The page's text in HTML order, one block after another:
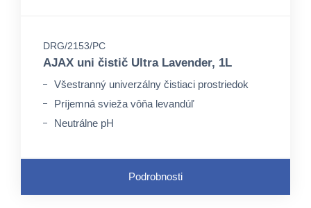
DRG/2153/PC
AJAX uni čistič Ultra Lavender, 1L
Všestranný univerzálny čistiaci prostriedok
Príjemná svieža vôňa levandúľ
Neutrálne pH
Podrobnosti